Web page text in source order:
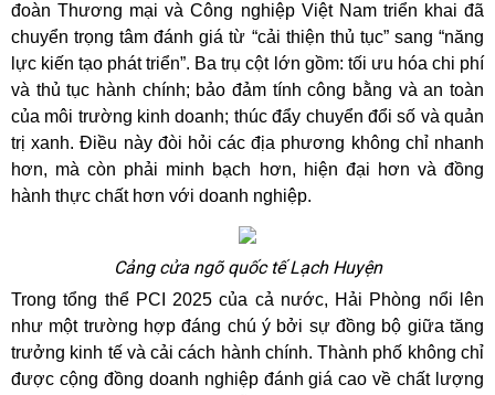
đoàn Thương mại và Công nghiệp Việt Nam triển khai đã
chuyển trọng tâm đánh giá từ “cải thiện thủ tục” sang “năng
lực kiến tạo phát triển”. Ba trụ cột lớn gồm: tối ưu hóa chi phí
và thủ tục hành chính; bảo đảm tính công bằng và an toàn
của môi trường kinh doanh; thúc đẩy chuyển đổi số và quản
trị xanh. Điều này đòi hỏi các địa phương không chỉ nhanh
hơn, mà còn phải minh bạch hơn, hiện đại hơn và đồng
hành thực chất hơn với doanh nghiệp.
Cảng cửa ngõ quốc tế Lạch Huyện
Trong tổng thể PCI 2025 của cả nước, Hải Phòng nổi lên
như một trường hợp đáng chú ý bởi sự đồng bộ giữa tăng
trưởng kinh tế và cải cách hành chính. Thành phố không chỉ
được cộng đồng doanh nghiệp đánh giá cao về chất lượng